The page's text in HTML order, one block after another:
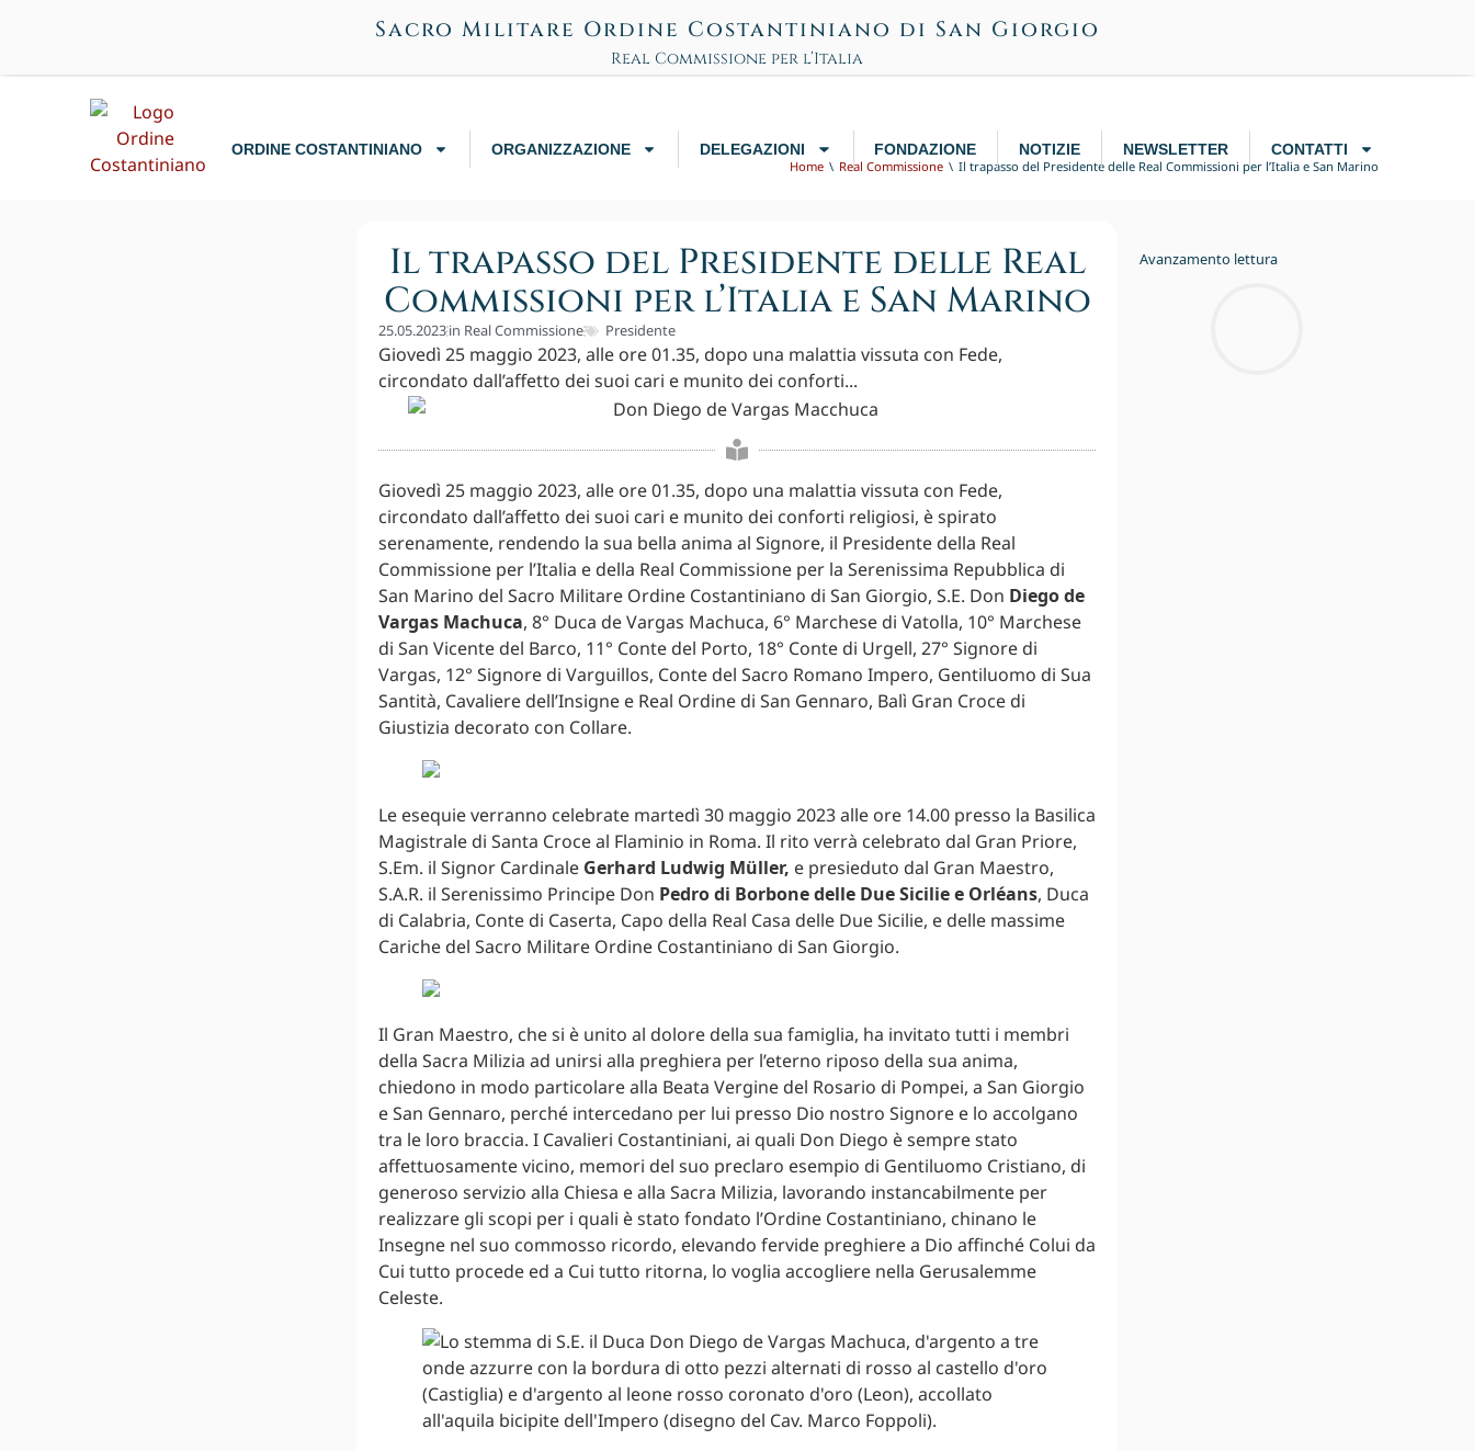
Sacro Militare Ordine Costantiniano di San Giorgio
Real Commissione per l’Italia
ORDINE COSTANTINIANO ORGANIZZAZIONE DELEGAZIONI FONDAZIONE NOTIZIE NEWSLETTER CONTATTI
Home Real Commissione Il trapasso del Presidente delle Real Commissioni per l’Italia e San Marino
Il trapasso del Presidente delle Real
Commissioni per l’Italia e San Marino
25.05.2023in Real Commissione Presidente
Giovedì 25 maggio 2023, alle ore 01.35, dopo una malattia vissuta con Fede,
circondato dall’affetto dei suoi cari e munito dei conforti...
Giovedì 25 maggio 2023, alle ore 01.35, dopo una malattia vissuta con Fede,
circondato dall’affetto dei suoi cari e munito dei conforti religiosi, è spirato
serenamente, rendendo la sua bella anima al Signore, il Presidente della Real
Commissione per l’Italia e della Real Commissione per la Serenissima Repubblica di
San Marino del Sacro Militare Ordine Costantiniano di San Giorgio, S.E. Don Diego de
Vargas Machuca, 8° Duca de Vargas Machuca, 6° Marchese di Vatolla, 10° Marchese
di San Vicente del Barco, 11° Conte del Porto, 18° Conte di Urgell, 27° Signore di
Vargas, 12° Signore di Varguillos, Conte del Sacro Romano Impero, Gentiluomo di Sua
Santità, Cavaliere dell’Insigne e Real Ordine di San Gennaro, Balì Gran Croce di
Giustizia decorato con Collare.
Le esequie verranno celebrate martedì 30 maggio 2023 alle ore 14.00 presso la Basilica
Magistrale di Santa Croce al Flaminio in Roma. Il rito verrà celebrato dal Gran Priore,
S.Em. il Signor Cardinale Gerhard Ludwig Müller, e presieduto dal Gran Maestro,
S.A.R. il Serenissimo Principe Don Pedro di Borbone delle Due Sicilie e Orléans, Duca
di Calabria, Conte di Caserta, Capo della Real Casa delle Due Sicilie, e delle massime
Cariche del Sacro Militare Ordine Costantiniano di San Giorgio.
Il Gran Maestro, che si è unito al dolore della sua famiglia, ha invitato tutti i membri
della Sacra Milizia ad unirsi alla preghiera per l’eterno riposo della sua anima,
chiedono in modo particolare alla Beata Vergine del Rosario di Pompei, a San Giorgio
e San Gennaro, perché intercedano per lui presso Dio nostro Signore e lo accolgano
tra le loro braccia. I Cavalieri Costantiniani, ai quali Don Diego è sempre stato
affettuosamente vicino, memori del suo preclaro esempio di Gentiluomo Cristiano, di
generoso servizio alla Chiesa e alla Sacra Milizia, lavorando instancabilmente per
realizzare gli scopi per i quali è stato fondato l’Ordine Costantiniano, chinano le
Insegne nel suo commosso ricordo, elevando fervide preghiere a Dio affinché Colui da
Cui tutto procede ed a Cui tutto ritorna, lo voglia accogliere nella Gerusalemme
Celeste.
Avanzamento lettura